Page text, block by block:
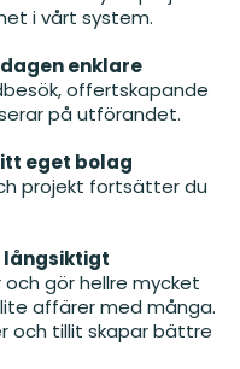
i vårt system.
enklare
offertskapande
på utförandet.
eget bolag
projekt fortsätter du
långsiktigt
gör hellre mycket
affärer med många.
och tillit skapar bättre